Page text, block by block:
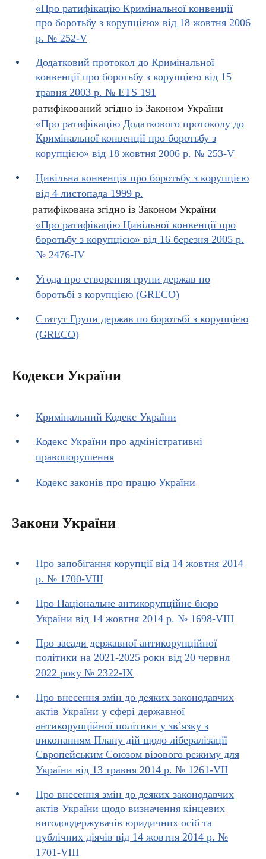
«Про ратифікацію Кримінальної конвенції
про боротьбу з корупцією» від 18 жовтня 2006
р. № 252-V
Додатковий протокол до Кримінальної
конвенції про боротьбу з корупцією від 15
травня 2003 р. № ETS 191
ратифікований згідно із Законом України
«Про ратифікацію Додаткового протоколу до
Кримінальної конвенції про боротьбу з
корупцією» від 18 жовтня 2006 р. № 253-V
Цивільна конвенція про боротьбу з корупцією
від 4 листопада 1999 р.
ратифікована згідно із Законом України
«Про ратифікацію Цивільної конвенції про
боротьбу з корупцією» від 16 березня 2005 р.
№ 2476-IV
Угода про створення групи держав по
боротьбі з корупцією (GRECO)
Статут Групи держав по боротьбі з корупцією
(GRECO)
Кодекси України
Кримінальний Кодекс України
Кодекс України про адміністративні
правопорушення
Кодекс законів про працю України
Закони України
Про запобігання корупції від 14 жовтня 2014
р. № 1700-VIII
Про Національне антикорупційне бюро
України від 14 жовтня 2014 р. № 1698-VIII
Про засади державної антикорупційної
політики на 2021-2025 роки від 20 червня
2022 року № 2322-IX
Про внесення змін до деяких законодавчих
актів України у сфері державної
антикорупційної політики у зв’язку з
виконанням Плану дій щодо лібералізації
Європейським Союзом візового режиму для
України від 13 травня 2014 р. № 1261-VII
Про внесення змін до деяких законодавчих
актів України щодо визначення кінцевих
вигодоодержувачів юридичних осіб та
публічних діячів від 14 жовтня 2014 р. №
1701-VIII